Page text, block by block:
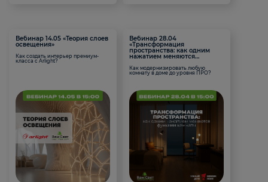
Вебинар 14.05 «Теория слоев
освещения»
Как создать интерьер премиум-
класса с Arlight?
Вебинар 28.04
«Трансформация
пространства: как одним
нажатием меняются
Как модернизировать любую
комнату в доме до уровня ПРО?